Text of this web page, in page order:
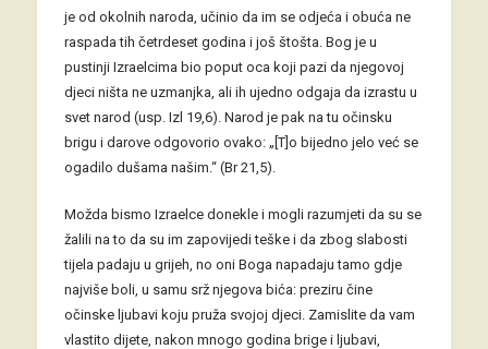
je od okolnih naroda, učinio da im se odjeća i obuća ne
raspada tih četrdeset godina i još štošta. Bog je u
pustinji Izraelcima bio poput oca koji pazi da njegovoj
djeci ništa ne uzmanjka, ali ih ujedno odgaja da izrastu u
svet narod (usp. Izl 19,6). Narod je pak na tu očinsku
brigu i darove odgovorio ovako: „[T]o bijedno jelo već se
ogadilo dušama našim.“ (Br 21,5).
Možda bismo Izraelce donekle i mogli razumjeti da su se
žalili na to da su im zapovijedi teške i da zbog slabosti
tijela padaju u grijeh, no oni Boga napadaju tamo gdje
najviše boli, u samu srž njegova bića: preziru čine
očinske ljubavi koju pruža svojoj djeci. Zamislite da vam
vlastito dijete, nakon mnogo godina brige i ljubavi,